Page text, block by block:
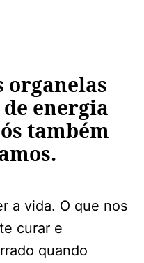
organelas
energia
também
a vida. O que nos
curar e
quando